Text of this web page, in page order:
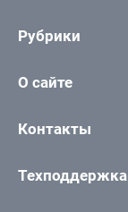
Рубрики
О сайте
Контакты
Техподдержка